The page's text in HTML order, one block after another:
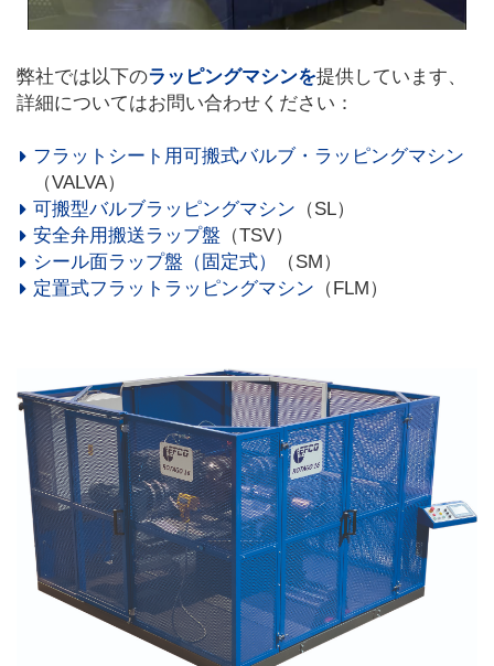
弊社では以下のラッピングマシンを提供しています、
詳細についてはお問い合わせください：
フラットシート用可搬式バルブ・ラッピングマシン
（VALVA）
可搬型バルブラッピングマシン （SL）
安全弁用搬送ラップ盤 （TSV）
シール面ラップ盤（固定式）
（SM）
定置式フラットラッピングマシン （FLM）